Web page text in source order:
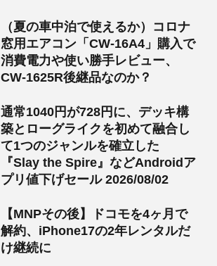
（夏の車中泊で使えるか）コロナ
窓用エアコン「CW-16A4」購入で
消費電力や使い勝手レビュー、
CW-1625R後継品なのか？
通常1040円が728円に、デッキ構
築とローグライクを初めて融合し
て1つのジャンルを確立した
『Slay the Spire』などAndroidア
プリ値下げセール 2026/08/02
【MNPその後】ドコモを4ヶ月で
解約、iPhone17の2年レンタルだ
け継続に